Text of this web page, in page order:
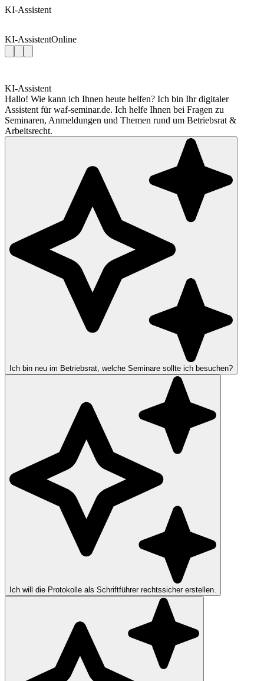
KI-Assistent
KI-AssistentOnline
KI-Assistent
Hallo! Wie kann ich Ihnen heute helfen? Ich bin Ihr digitaler
Assistent für waf-seminar.de. Ich helfe Ihnen bei Fragen zu
Seminaren, Anmeldungen und Themen rund um Betriebsrat &
Arbeitsrecht.
Ich bin neu im Betriebsrat, welche Seminare sollte ich besuchen?
Ich will die Protokolle als Schriftführer rechtssicher erstellen.